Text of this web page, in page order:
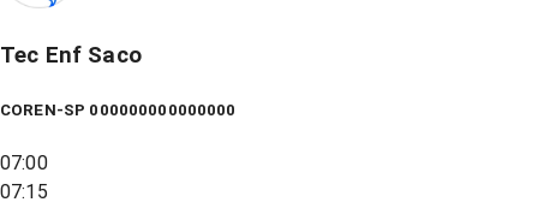
Tec Enf Saco
COREN-SP 000000000000000
07:00
07:15